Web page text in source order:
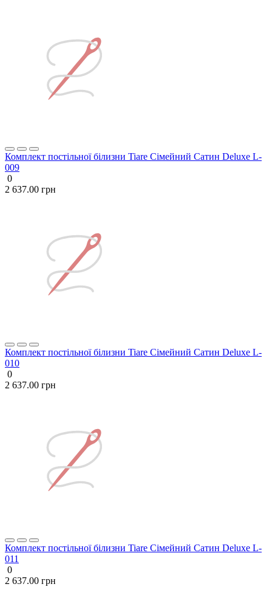
Комплект постільної білизни Tiare Сімейний Сатин Deluxe L-
009
0
2 637.00 грн
Комплект постільної білизни Tiare Сімейний Сатин Deluxe L-
010
0
2 637.00 грн
Комплект постільної білизни Tiare Сімейний Сатин Deluxe L-
011
0
2 637.00 грн